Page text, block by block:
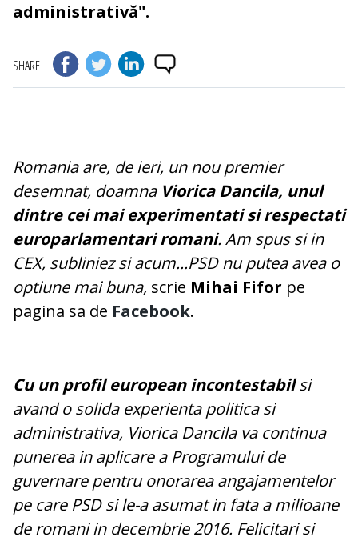
administrativă".
SHARE
Romania are, de ieri, un nou premier
desemnat, doamna Viorica Dancila, unul
dintre cei mai experimentati si respectati
europarlamentari romani. Am spus si in
CEX, subliniez si acum...PSD nu putea avea o
optiune mai buna, scrie Mihai Fifor pe
pagina sa de Facebook.
Cu un profil european incontestabilsi
avand o solida experienta politica si
administrativa, Viorica Dancila va continua
punerea in aplicare a Programului de
guvernare pentru onorarea angajamentelor
pe care PSD si le-a asumat in fata a milioane
de romani in decembrie 2016. Felicitari si